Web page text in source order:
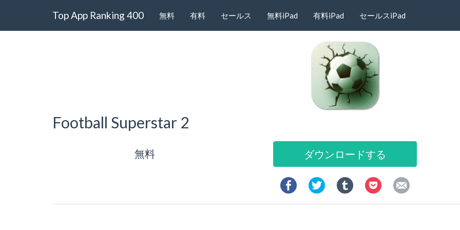
Top App Ranking 400 無料 有料 セールス 無料iPad 有料iPad セールスiPad
Football Superstar 2
無料 ダウンロードする